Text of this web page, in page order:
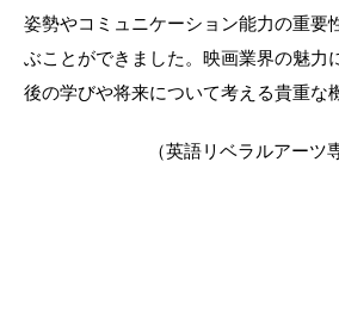
姿勢やコミュニケーション能力の重要
ぶことができました。映画業界の魅力
後の学びや将来について考える貴重な
（英語リベラルアーツ